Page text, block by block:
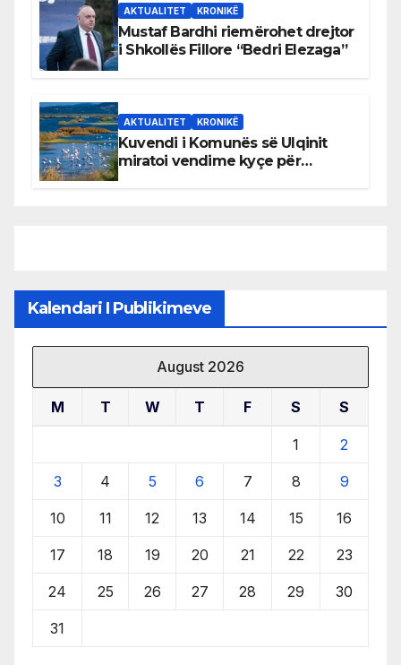
AKTUALITET KRONIKË
Mustaf Bardhi riemërohet drejtor
i Shkollës Fillore “Bedri Elezaga”
AKTUALITET KRONIKË
Kuvendi i Komunës së Ulqinit
miratoi vendime kyçe për
Kalendari I Publikimeve
August 2026
M T W T F S S
1 2
3 4 5 6 7 8 9
10 11 12 13 14 15 16
17 18 19 20 21 22 23
24 25 26 27 28 29 30
31